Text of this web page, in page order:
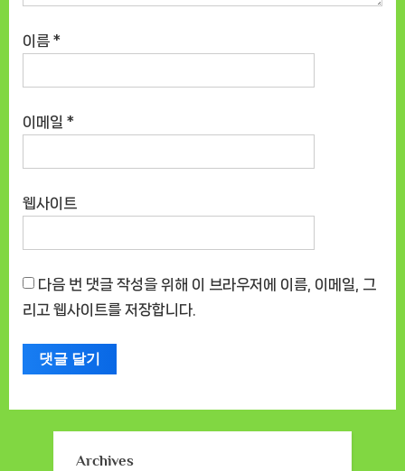
이름 *
이메일 *
웹사이트
다음 번 댓글 작성을 위해 이 브라우저에 이름, 이메일, 그
리고 웹사이트를 저장합니다.
Archives